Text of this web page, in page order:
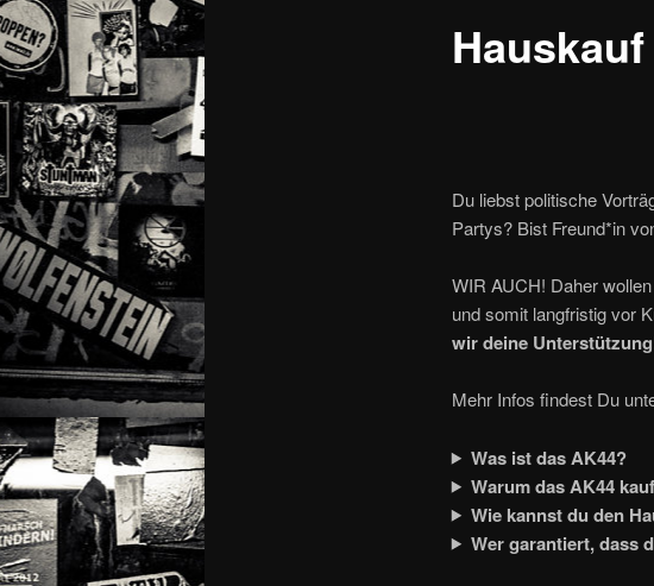
Du liebst politische
Partys? Bist Freund*in
WIR AUCH! Daher
und somit langfristig vor
wir deine
Mehr Infos findest Du
Was ist das AK44?
Warum das AK44
Wie kannst du den
Wer garantiert, dass